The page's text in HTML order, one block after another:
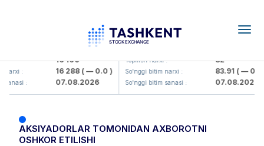
: 16 100
narxi : 16 288( — 0.0 )
: 07.08.2026
KFSK (<Kafolat sug'urta
Yopilish narxi : 82
So'nggi bitim narxi : 83.91( — 0.0 )
So'nggi bitim sanasi : 07.08.2026
AKSIYADORLAR TOMONIDAN AXBOROTNI
OSHKOR ETILISHI